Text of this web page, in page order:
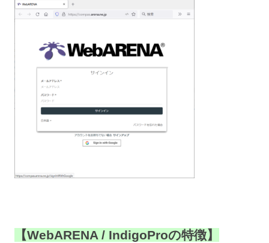
【WebARENA / IndigoProの特徴】